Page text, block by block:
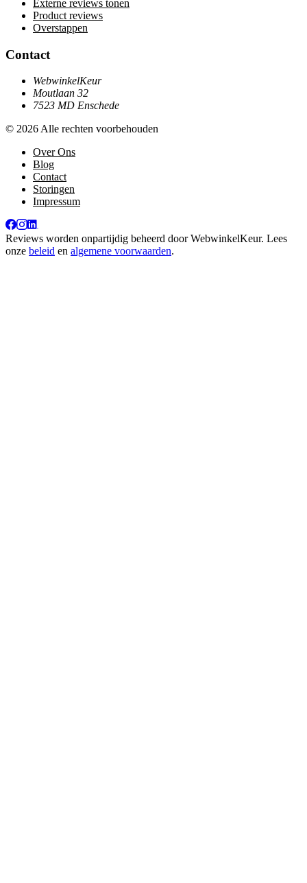
Externe reviews tonen
Product reviews
Overstappen
Contact
WebwinkelKeur
Moutlaan 32
7523 MD Enschede
© 2026 Alle rechten voorbehouden
Over Ons
Blog
Contact
Storingen
Impressum
Reviews worden onpartijdig beheerd doorWebwinkelKeur. Lees
onze beleid en algemene voorwaarden.